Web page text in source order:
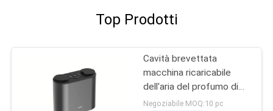
Top Prodotti
Cavità brevettata
macchina ricaricabile
dell'aria del profumo di
PBT DC5V
Negoziabile MOQ:10 pc